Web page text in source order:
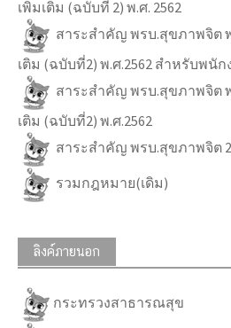
เพิ่มเติม (ฉบับที่ 2) พ.ศ. 2562
สาระสำคัญ พรบ.สุขภาพจิต
เติม (ฉบับที่2) พ.ศ.2562 สำหรับพนั
สาระสำคัญ พรบ.สุขภาพจิต
เติม (ฉบับที่2) พ.ศ.2562
สาระสำคัญ พรบ.สุขภาพจิต
รวมกฎหมาย(เดิม)
ลิงค์ภายนอก
กระทรวงสาธารณสุข